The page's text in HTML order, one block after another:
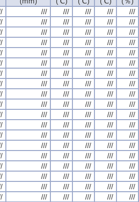
/// /// /// ///
///
/// /// /// ///
///
/// /// /// ///
///
/// /// /// ///
///
/// /// /// ///
///
/// /// /// ///
///
/// /// /// ///
///
/// /// /// ///
///
/// /// /// ///
///
/// /// /// ///
///
/// /// /// ///
///
/// /// /// ///
///
/// /// /// ///
///
/// /// /// ///
///
/// /// /// ///
///
/// /// /// ///
///
/// /// /// ///
///
/// /// /// ///
///
/// /// /// ///
///